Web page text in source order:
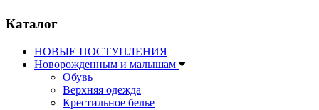
Каталог
НОВЫЕ ПОСТУПЛЕНИЯ
Новорожденным и малышам
Обувь
Верхняя одежда
Крестильное белье